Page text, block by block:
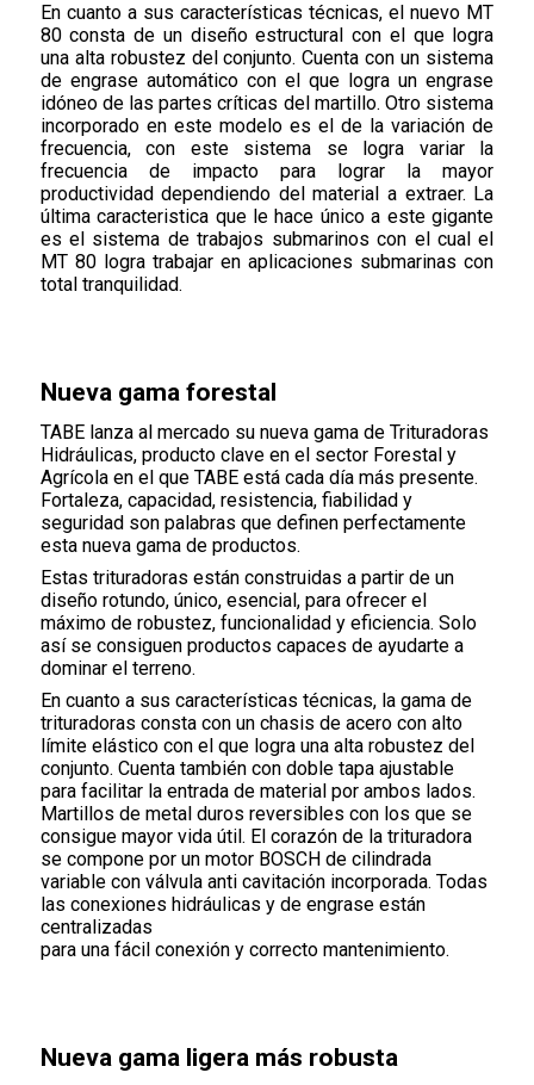
En cuanto a sus características técnicas, el nuevo MT
80 consta de un diseño estructural con el que logra
una alta robustez del conjunto. Cuenta con un sistema
de engrase automático con el que logra un engrase
idóneo de las partes críticas del martillo. Otro sistema
incorporado en este modelo es el de la variación de
frecuencia, con este sistema se logra variar la
frecuencia de impacto para lograr la mayor
productividad dependiendo del material a extraer. La
última caracteristica que le hace único a este gigante
es el sistema de trabajos submarinos con el cual el
MT 80 logra trabajar en aplicaciones submarinas con
total tranquilidad.
Nueva gama forestal
TABE lanza al mercado su nueva gama de Trituradoras
Hidráulicas, producto clave en el sector Forestal y
Agrícola en el que TABE está cada día más presente.
Fortaleza, capacidad, resistencia, fiabilidad y
seguridad son palabras que definen perfectamente
esta nueva gama de productos.
Estas trituradoras están construidas a partir de un
diseño rotundo, único, esencial, para ofrecer el
máximo de robustez, funcionalidad y eficiencia. Solo
así se consiguen productos capaces de ayudarte a
dominar el terreno.
En cuanto a sus características técnicas, la gama de
trituradoras consta con un chasis de acero con alto
límite elástico con el que logra una alta robustez del
conjunto. Cuenta también con doble tapa ajustable
para facilitar la entrada de material por ambos lados.
Martillos de metal duros reversibles con los que se
consigue mayor vida útil. El corazón de la trituradora
se compone por un motor BOSCH de cilindrada
variable con válvula anti cavitación incorporada. Todas
las conexiones hidráulicas y de engrase están
centralizadas
para una fácil conexión y correcto mantenimiento.
Nueva gama ligera más robusta